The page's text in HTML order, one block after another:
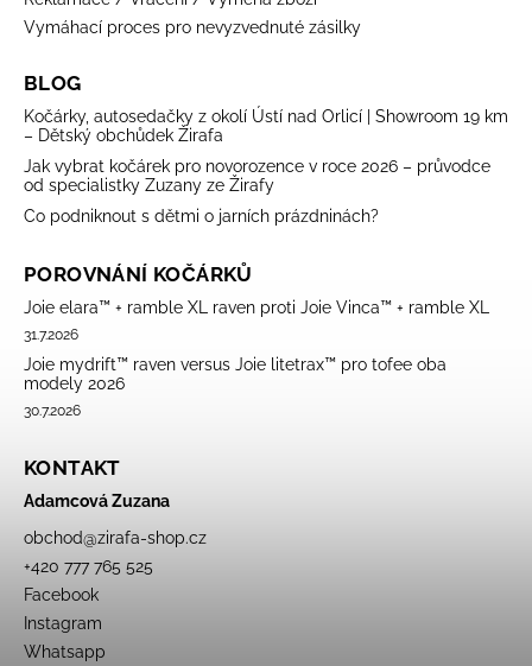
Vymáhací proces pro nevyzvednuté zásilky
BLOG
Kočárky, autosedačky z okolí Ústí nad Orlicí | Showroom 19 km
– Dětský obchůdek Žirafa
Jak vybrat kočárek pro novorozence v roce 2026 – průvodce
od specialistky Zuzany ze Žirafy
Co podniknout s dětmi o jarních prázdninách?
POROVNÁNÍ KOČÁRKŮ
Joie elara™ + ramble XL raven proti Joie Vinca™ + ramble XL
31.7.2026
Joie mydrift™ raven versus Joie litetrax™ pro tofee oba
modely 2026
30.7.2026
KONTAKT
Adamcová Zuzana
obchod@zirafa-shop.cz
+420 777 765 525
Facebook
Instagram
Whatsapp